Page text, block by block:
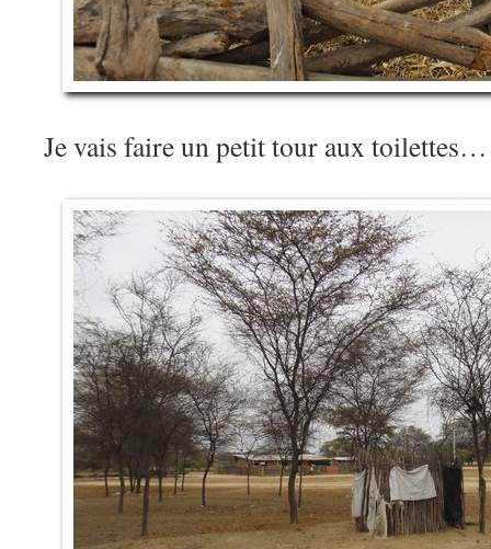
Je vais faire un petit tour aux toilettes…